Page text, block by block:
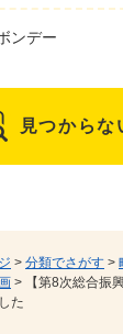
> 分類でさがす >
>
【第8次総合振
た
ンデー
見つからな